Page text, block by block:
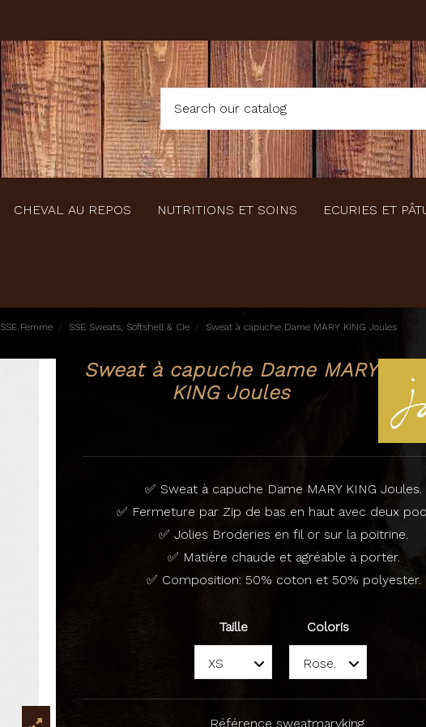
CHEVAL AU REPOS NUTRITIONS ET SOINS ECURIES ET
SSE Femme SSE Sweats, Softshell & Cie Sweat à capuche Dame MARY KING Joules
Sweat à capuche Dame MARY
KING Joules
✅ Sweat à capuche Dame MARY KING Joules.
✅ Fermeture par Zip de bas en haut avec deux
✅ Jolies Broderies en fil or sur la poitrine.
✅ Matière chaude et agréable à porter.
✅ Composition: 50% coton et 50% polyester.
Taille Coloris
Référence sweatmaryking